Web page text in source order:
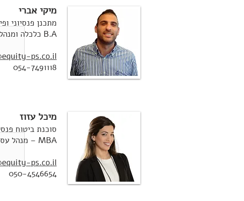
מיקי אברי
מתכנן פנסיוני
B.A כלכלה ומנהל עסקים
ps.co.il
054-7491118
מיכל עזוז
סוכנת ביטוח
MBA – מנהל עסקים
ps.co.il
050-4546654